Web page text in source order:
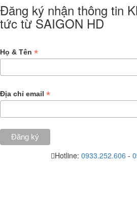
Đăng ký nhận thông tin
tức từ SAIGON HD
Họ & Tên *
Địa chỉ email *
Hotline: 0933.252.606 -